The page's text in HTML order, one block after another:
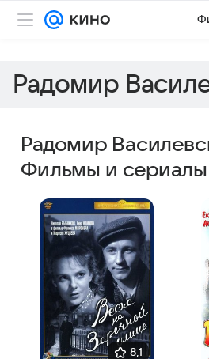
Радомир
Радомир
Фильмы и сериалы
8,1